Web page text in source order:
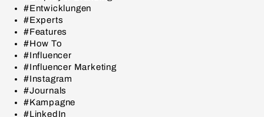
#Entwicklungen
#Experts
#Features
#How To
#Influencer
#Influencer Marketing
#Instagram
#Journals
#Kampagne
#LinkedIn